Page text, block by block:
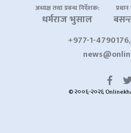
अध्यक्ष तथा प्रबन्ध निर्देशक:
धर्मराज भुसाल
+977-1-
© २००६-२०२६